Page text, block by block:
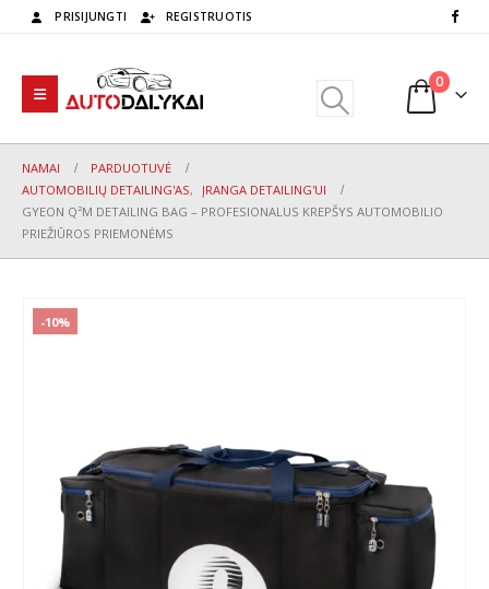
PRISIJUNGTI REGISTRUOTIS
0
NAMAI
PARDUOTUVĖ
AUTOMOBILIŲ DETAILING'AS,
ĮRANGA DETAILING'UI
GYEON Q²M DETAILING BAG – PROFESIONALUS KREPŠYS AUTOMOBILIO
PRIEŽIŪROS PRIEMONĖMS
-10%